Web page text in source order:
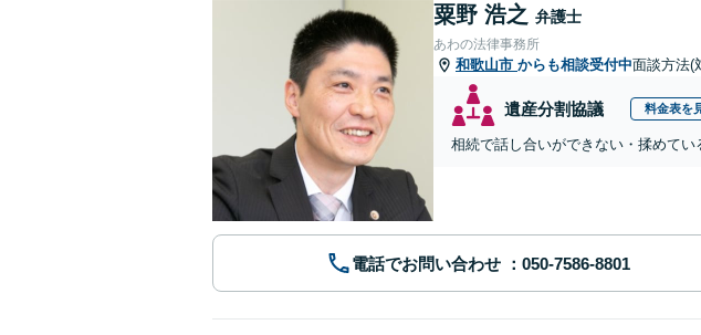
粟野 浩之 弁護士
あわの法律事務所
和歌山市 からも相談受付中面談方法(
遺産分割協議 料金表を
相続で話し合いができない・揉めて
電話でお問い合わせ